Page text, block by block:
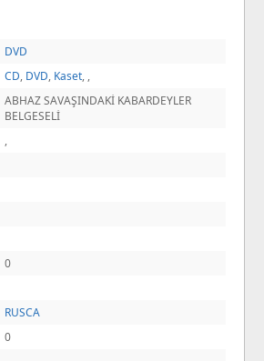
DVD
CD, DVD, Kaset, ,
ABHAZ SAVAŞINDAKİ KABARDEYLER
BELGESELİ
,
0
RUSCA
0